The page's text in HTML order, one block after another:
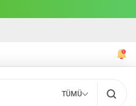
TÜMÜ